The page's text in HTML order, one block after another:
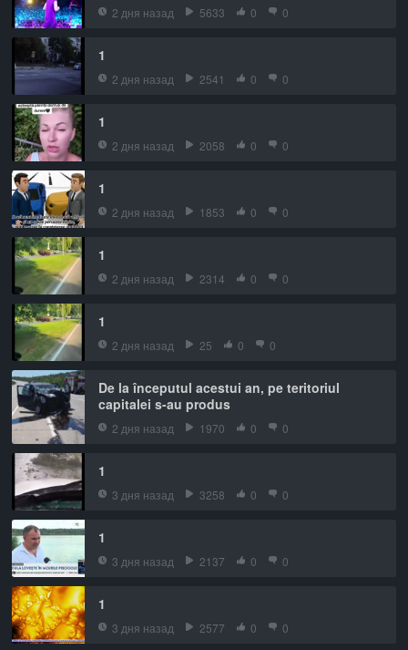
2 дня назад 5633 0 0
1
2 дня назад 2541 0 0
1
2 дня назад 2058 0 0
1
2 дня назад 1853 0 0
1
2 дня назад 2314 0 0
1
2 дня назад 25 0 0
De la începutul acestui an, pe teritoriul
capitalei s-au produs
2 дня назад 1970 0 0
1
3 дня назад 3258 0 0
1
3 дня назад 2137 0 0
1
3 дня назад 2577 0 0